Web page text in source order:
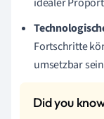
Fortschritte
umsetzbar